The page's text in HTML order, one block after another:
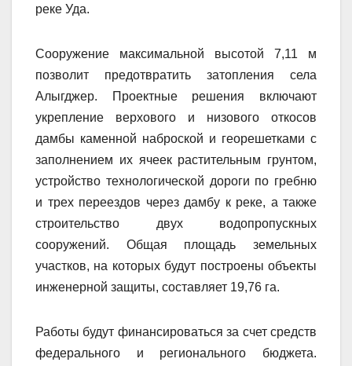
реке Уда.
Сооружение максимальной высотой 7,11 м
позволит предотвратить затопления села
Алыгджер. Проектные решения включают
укрепление верхового и низового откосов
дамбы каменной наброской и георешетками с
заполнением их ячеек растительным грунтом,
устройство технологической дороги по гребню
и трех переездов через дамбу к реке, а также
строительство двух водопропускных
сооружений. Общая площадь земельных
участков, на которых будут построены объекты
инженерной защиты, составляет 19,76 га.
Работы будут финансироваться за счет средств
федерального и регионального бюджета.